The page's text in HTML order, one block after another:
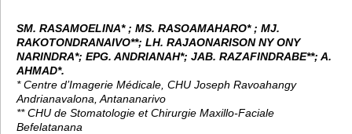
SM. RASAMOELINA* ; MS. RASOAMAHARO* ; MJ.
RAKOTONDRANAIVO**; LH. RAJAONARISON NY ONY
NARINDRA*; EPG. ANDRIANAH*; JAB. RAZAFINDRABE**; A.
AHMAD*.
* Centre d’Imagerie Médicale, CHU Joseph Ravoahangy
Andrianavalona, Antananarivo
** CHU de Stomatologie et Chirurgie Maxillo-Faciale
Befelatanana